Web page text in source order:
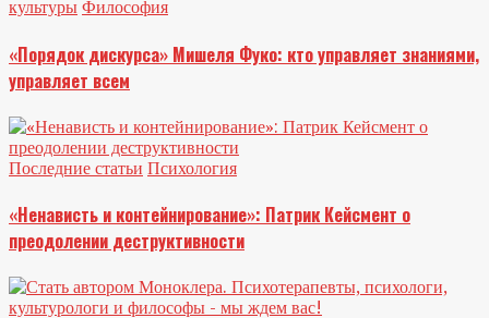
культуры Философия
«Порядок дискурса» Мишеля Фуко: кто управляет знаниями,
управляет всем
Последние статьи Психология
«Ненависть и контейнирование»: Патрик Кейсмент о
преодолении деструктивности